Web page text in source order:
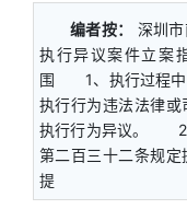
编者按：
深圳
执行异议案件立
围 1、执行过程中
执行行为违法法律
执行行为异议。 2
第二百三十二条规
提